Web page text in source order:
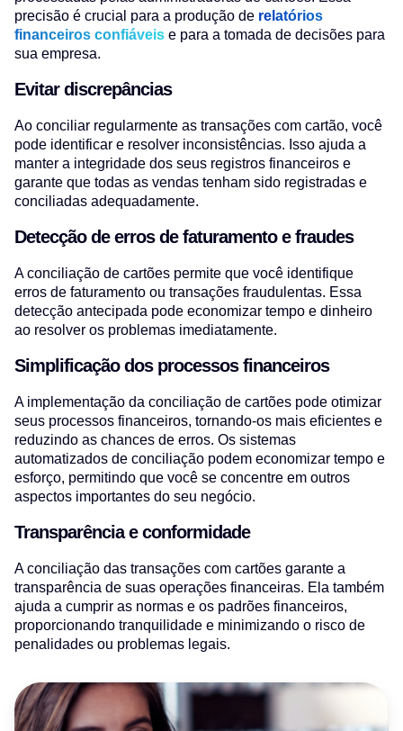
precisão é crucial para a produção de relatórios
financeiros confiáveis e para a tomada de decisões para
sua empresa.
Evitar discrepâncias
Ao conciliar regularmente as transações com cartão, você
pode identificar e resolver inconsistências. Isso ajuda a
manter a integridade dos seus registros financeiros e
garante que todas as vendas tenham sido registradas e
conciliadas adequadamente.
Detecção de erros de faturamento e fraudes
A conciliação de cartões permite que você identifique
erros de faturamento ou transações fraudulentas. Essa
detecção antecipada pode economizar tempo e dinheiro
ao resolver os problemas imediatamente.
Simplificação dos processos financeiros
A implementação da conciliação de cartões pode otimizar
seus processos financeiros, tornando-os mais eficientes e
reduzindo as chances de erros. Os sistemas
automatizados de conciliação podem economizar tempo e
esforço, permitindo que você se concentre em outros
aspectos importantes do seu negócio.
Transparência e conformidade
A conciliação das transações com cartões garante a
transparência de suas operações financeiras. Ela também
ajuda a cumprir as normas e os padrões financeiros,
proporcionando tranquilidade e minimizando o risco de
penalidades ou problemas legais.